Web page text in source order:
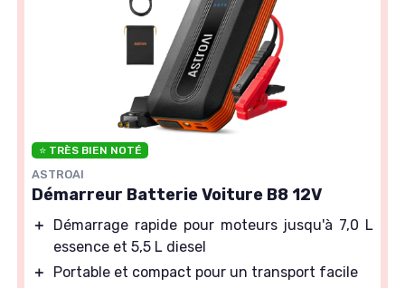
⭐ TRÈS BIEN NOTÉ
ASTROAI
Démarreur Batterie Voiture B8 12V
＋
Démarrage rapide pour moteurs jusqu'à 7,0 L
essence et 5,5 L diesel
＋
Portable et compact pour un transport facile